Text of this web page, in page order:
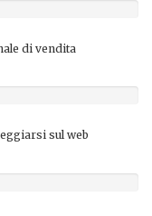
di vendita
sul web